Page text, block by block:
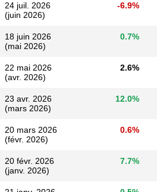
24 juil. 2026
(juin 2026)
-6.9%
18 juin 2026
(mai 2026)
0.7%
22 mai 2026
(avr. 2026)
2.6%
23 avr. 2026
(mars 2026)
12.0%
20 mars 2026
(févr. 2026)
0.6%
20 févr. 2026
(janv. 2026)
7.7%